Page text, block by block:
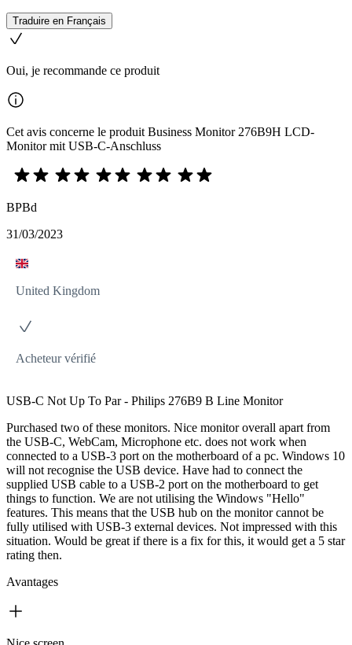
Traduire en Français
Oui, je recommande ce produit
Cet avis concerne le produit Business Monitor 276B9H LCD-
Monitor mit USB-C-Anschluss
BPBd
31/03/2023
United Kingdom
Acheteur vérifié
USB-C Not Up To Par - Philips 276B9 B Line Monitor
Purchased two of these monitors. Nice monitor overall apart from
the USB-C, WebCam, Microphone etc. does not work when
connected to a USB-3 port on the motherboard of a pc. Windows 10
will not recognise the USB device. Have had to connect the
supplied USB cable to a USB-2 port on the motherboard to get
things to function. We are not utilising the Windows "Hello"
features. This means that the USB hub on the monitor cannot be
fully utilised with USB-3 external devices. Not impressed with this
situation. Would be great if there is a fix for this, it would get a 5 star
rating then.
Avantages